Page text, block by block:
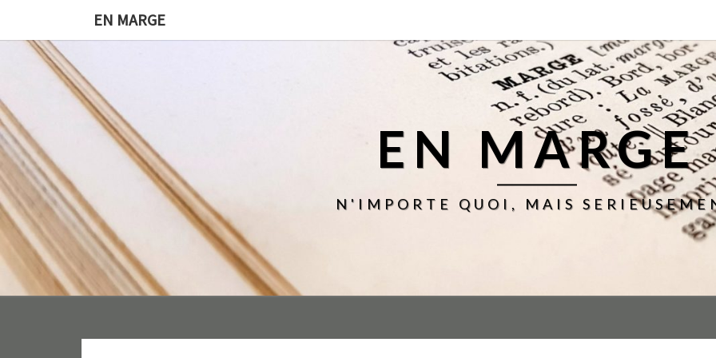
EN MARGE
EN MARGE
N'IMPORTE QUOI, MAIS